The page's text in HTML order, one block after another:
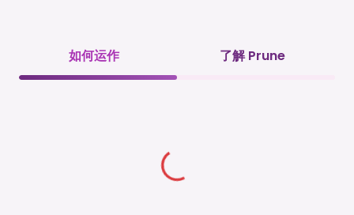
如何运作 了解 Prune